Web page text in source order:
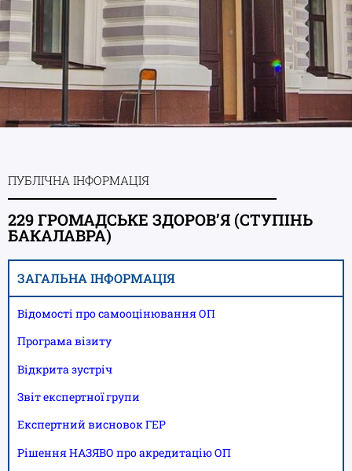
ПУБЛІЧНА ІНФОРМАЦІЯ
229 ГРОМАДСЬКЕ ЗДОРОВ’Я (СТУПІНЬ
БАКАЛАВРА)
ЗАГАЛЬНА ІНФОРМАЦІЯ
Відомості про самооцінювання ОП
Програма візиту
Відкрита зустріч
Звіт експертної групи
Експертний висновок ГЕР
Рішення НАЗЯВО про акредитацію ОП